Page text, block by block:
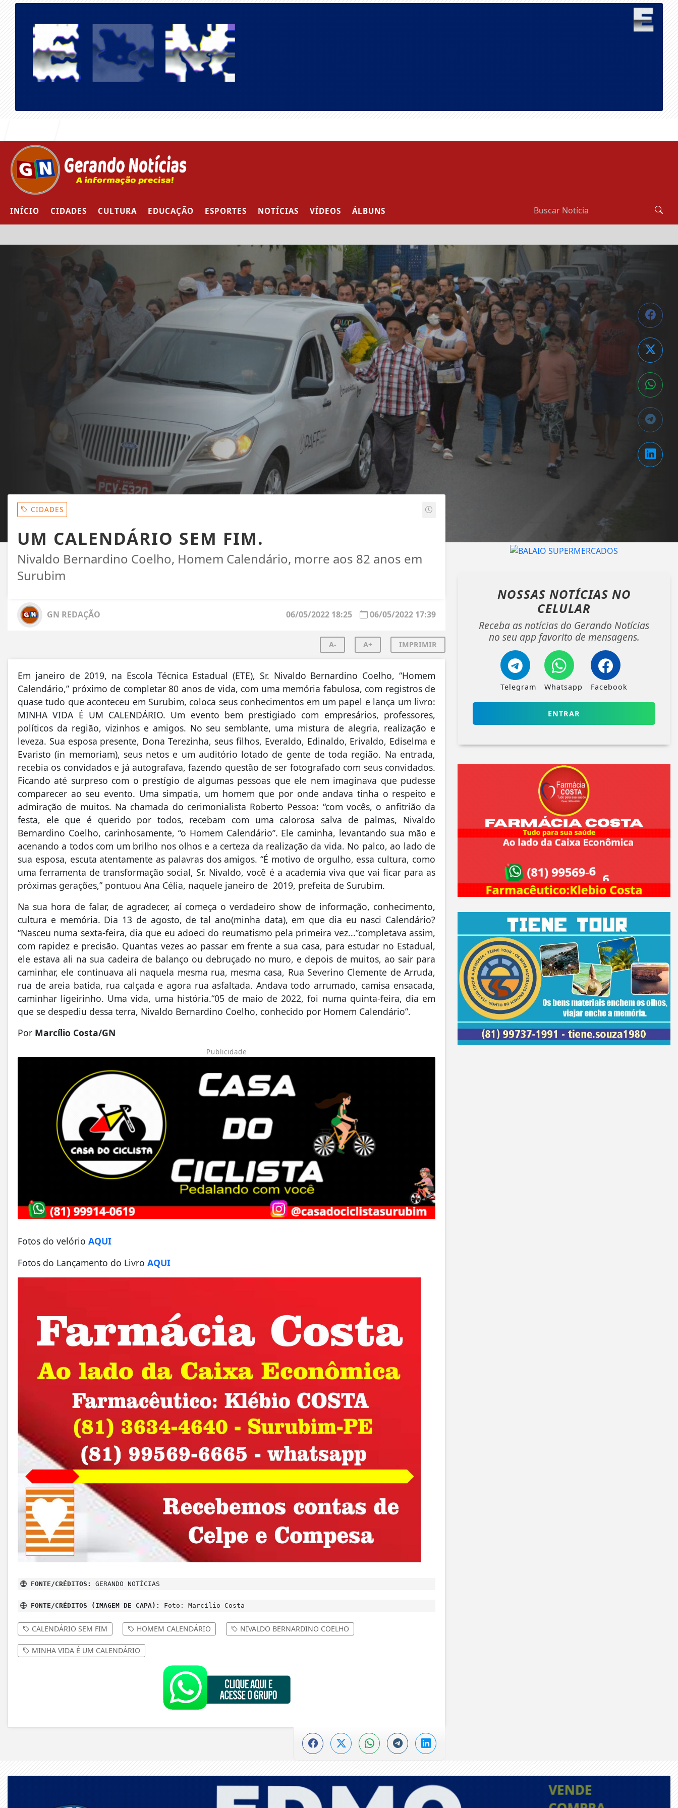
INÍCIO CIDADES CULTURA EDUCAÇÃO ESPORTES NOTÍCIAS VÍDEOS ÁLBUNS
CIDADES
UM CALENDÁRIO SEM FIM.
Nivaldo Bernardino Coelho, Homem Calendário, morre aos 82 anos em
Surubim
GN REDAÇÃO 06/05/2022 17:39
06/05/2022 18:25
A- A+ IMPRIMIR
Em janeiro de 2019, na Escola Técnica Estadual (ETE), Sr. Nivaldo Bernardino Coelho, “Homem
Calendário,” próximo de completar 80 anos de vida, com uma memória fabulosa, com registros de
quase tudo que aconteceu em Surubim, coloca seus conhecimentos em um papel e lança um livro:
MINHA VIDA É UM CALENDÁRIO. Um evento bem prestigiado com empresários, professores,
políticos da região, vizinhos e amigos. No seu semblante, uma mistura de alegria, realização e
leveza. Sua esposa presente, Dona Terezinha, seus filhos, Everaldo, Edinaldo, Erivaldo, Ediselma e
Evaristo (in memoriam), seus netos e um auditório lotado de gente de toda região. Na entrada,
recebia os convidados e já autografava, fazendo questão de ser fotografado com seus convidados.
Ficando até surpreso com o prestígio de algumas pessoas que ele nem imaginava que pudesse
comparecer ao seu evento. Uma simpatia, um homem que por onde andava tinha o respeito e
admiração de muitos. Na chamada do cerimonialista Roberto Pessoa: “com vocês, o anfitrião da
festa, ele que é querido por todos, recebam com uma calorosa salva de palmas, Nivaldo
Bernardino Coelho, carinhosamente, “o Homem Calendário”. Ele caminha, levantando sua mão e
acenando a todos com um brilho nos olhos e a certeza da realização da vida. No palco, ao lado de
sua esposa, escuta atentamente as palavras dos amigos. “É motivo de orgulho, essa cultura, como
uma ferramenta de transformação social, Sr. Nivaldo, você é a academia viva que vai ficar para as
próximas gerações,” pontuou Ana Célia, naquele janeiro de 2019, prefeita de Surubim.
Na sua hora de falar, de agradecer, aí começa o verdadeiro show de informação, conhecimento,
cultura e memória. Dia 13 de agosto, de tal ano(minha data), em que dia eu nasci Calendário?
“Nasceu numa sexta-feira, dia que eu adoeci do reumatismo pela primeira vez...”completava assim,
com rapidez e precisão. Quantas vezes ao passar em frente a sua casa, para estudar no Estadual,
ele estava ali na sua cadeira de balanço ou debruçado no muro, e depois de muitos, ao sair para
caminhar, ele continuava ali naquela mesma rua, mesma casa, Rua Severino Clemente de Arruda,
rua de areia batida, rua calçada e agora rua asfaltada. Andava todo arrumado, camisa ensacada,
caminhar ligeirinho. Uma vida, uma história.“05 de maio de 2022, foi numa quinta-feira, dia em
que se despediu dessa terra, Nivaldo Bernardino Coelho, conhecido por Homem Calendário”.
Por Marcílio Costa/GN
Publicidade
Fotos do velório AQUI
Fotos do Lançamento do Livro AQUI
FONTE/CRÉDITOS: GERANDO NOTÍCIAS
FONTE/CRÉDITOS (IMAGEM DE CAPA): Foto: Marcílio Costa
CALENDÁRIO SEM FIM HOMEM CALENDÁRIO NIVALDO BERNARDINO COELHO
MINHA VIDA É UM CALENDÁRIO
NOSSAS NOTÍCIAS NO
CELULAR
Receba as notícias do Gerando Notícias
no seu app favorito de mensagens.
Telegram Whatsapp Facebook
ENTRAR